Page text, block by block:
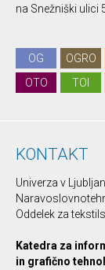
na Snežniški ulici
OG OGRO
OTO
TOI
KONTAKT
Univerza v
Oddelek za
Katedra za
in grafično